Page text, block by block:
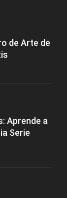
de Arte de
Aprende a
Serie